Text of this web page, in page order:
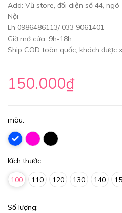
Add: Vũ store, đối diện số 44,
Nội
Lh 0986486113/ 033 9061401
Giờ mở cửa: 9h-18h
Ship COD toàn quốc, khách được
150.000₫
màu:
Kích thước:
100 110 120 130 140
Số lượng: